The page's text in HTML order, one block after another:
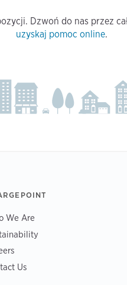
Dzwoń do nas przez
uzyskaj pomoc online.
We Are
Us